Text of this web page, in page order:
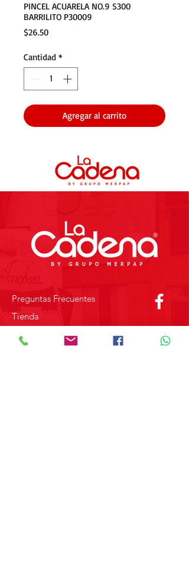
PINCEL ACUARELA NO.9 S300
BARRILITO P30009
$26.50Precio
Cantidad *
Agregar al carrito
Preguntas Frecuentes
Tienda
Sobre Nosotros